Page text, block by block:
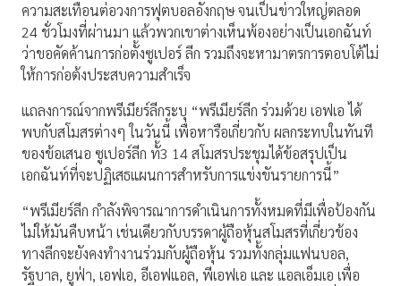
ความสะเทือนต่อวงการฟุตบอลอังกฤษ จนเป็นข่าวใหญ่ตลอด
24 ชั่วโมงที่ผ่านมา แล้วพวกเขาต่างเห็นพ้องอย่างเป็นเอกฉันท์
ว่าขอคัดค้านการก่อตั้งซูเปอร์ ลีก รวมถึงจะหามาตรการตอบโต้ไม่
ให้การก่อต้งประสบความสำเร็จ
แถลงการณ์จากพรีเมียร์ลีกระบุ “พรีเมียร์ลีก ร่วมด้วย เอฟเอ ได้
พบกับสโมสรต่างๆ ในวันนี้ เพื่อหารือเกี่ยวกับ ผลกระทบในทันที
ของข้อเสนอ ซูเปอร์ลีก ทั้3 14 สโมสรประชุมได้ข้อสรุปเป็น
เอกฉันท์ที่จะปฏิเสธแผนการสำหรับการแข่งขันรายการนี้”
“พรีเมียร์ลีก กำลังพิจารณาการดำเนินการทั้งหมดที่มีเพื่อป้องกัน
ไม่ให้มันคืบหน้า เช่นเดียวกับบรรดาผู้ถือหุ้นสโมสรที่เกี่ยวข้อง
ทางลีกจะยังคงทำงานร่วมกับผู้ถือหุ้น รวมทั้งกลุ่มแฟนบอล,
รัฐบาล, ยูฟ่า, เอฟเอ, อีเอฟแอล, พีเอฟเอ และ แอลเอ็มเอ เพื่อ